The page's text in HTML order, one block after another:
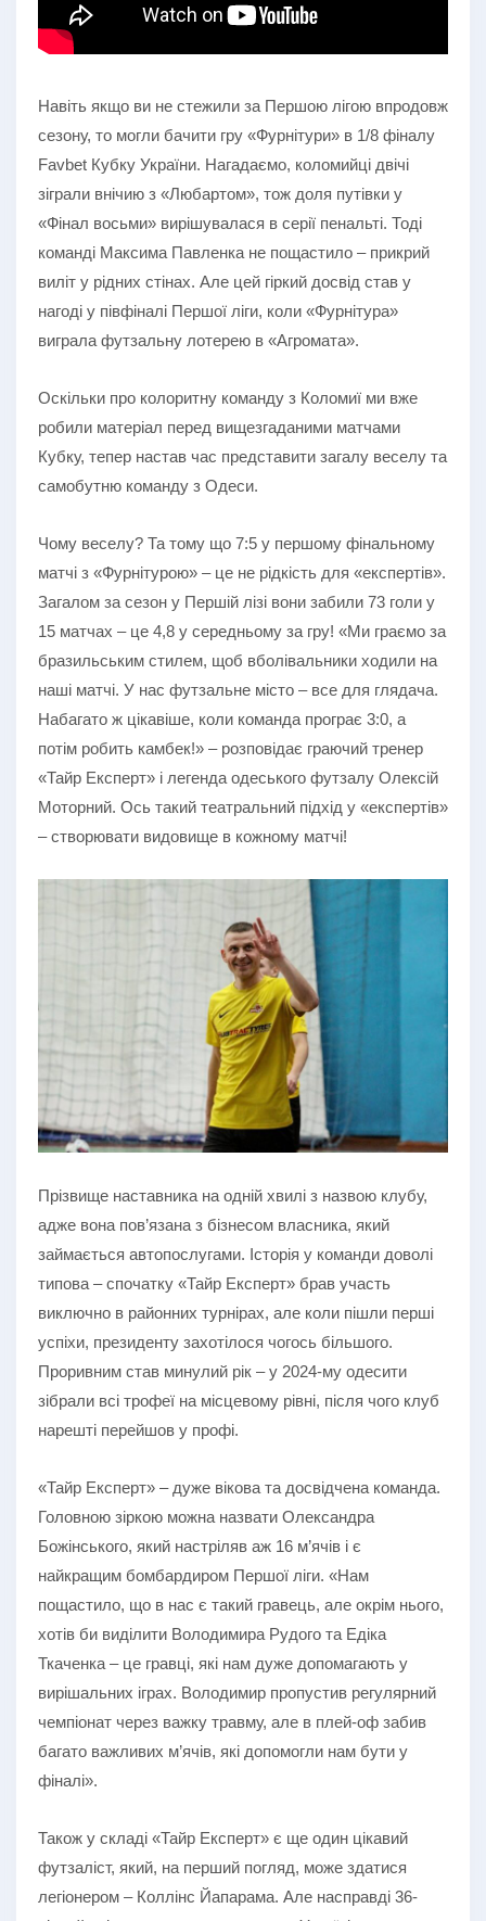
Навіть якщо ви не стежили за Першою лігою впродовж
сезону, то могли бачити гру «Фурнітури» в 1/8 фіналу
Favbet Кубку України. Нагадаємо, коломийці двічі
зіграли внічию з «Любартом», тож доля путівки у
«Фінал восьми» вирішувалася в серії пенальті. Тоді
команді Максима Павленка не пощастило – прикрий
виліт у рідних стінах. Але цей гіркий досвід став у
нагоді у півфіналі Першої ліги, коли «Фурнітура»
виграла футзальну лотерею в «Агромата».
Оскільки про колоритну команду з Коломиї ми вже
робили матеріал перед вищезгаданими матчами
Кубку, тепер настав час представити загалу веселу та
самобутню команду з Одеси.
Чому веселу? Та тому що 7:5 у першому фінальному
матчі з «Фурнітурою» – це не рідкість для «експертів».
Загалом за сезон у Першій лізі вони забили 73 голи у
15 матчах – це 4,8 у середньому за гру! «Ми граємо за
бразильським стилем, щоб вболівальники ходили на
наші матчі. У нас футзальне місто – все для глядача.
Набагато ж цікавіше, коли команда програє 3:0, а
потім робить камбек!» – розповідає граючий тренер
«Тайр Експерт» і легенда одеського футзалу Олексій
Моторний. Ось такий театральний підхід у «експертів»
– створювати видовище в кожному матчі!
Прізвище наставника на одній хвилі з назвою клубу,
адже вона пов’язана з бізнесом власника, який
займається автопослугами. Історія у команди доволі
типова – спочатку «Тайр Експерт» брав участь
виключно в районних турнірах, але коли пішли перші
успіхи, президенту захотілося чогось більшого.
Проривним став минулий рік – у 2024-му одесити
зібрали всі трофеї на місцевому рівні, після чого клуб
нарешті перейшов у профі.
«Тайр Експерт» – дуже вікова та досвідчена команда.
Головною зіркою можна назвати Олександра
Божінського, який настріляв аж 16 м’ячів і є
найкращим бомбардиром Першої ліги. «Нам
пощастило, що в нас є такий гравець, але окрім нього,
хотів би виділити Володимира Рудого та Едіка
Ткаченка – це гравці, які нам дуже допомагають у
вирішальних іграх. Володимир пропустив регулярний
чемпіонат через важку травму, але в плей-оф забив
багато важливих м’ячів, які допомогли нам бути у
фіналі».
Також у складі «Тайр Експерт» є ще один цікавий
футзаліст, який, на перший погляд, може здатися
легіонером – Коллінс Йапарама. Але насправді 36-